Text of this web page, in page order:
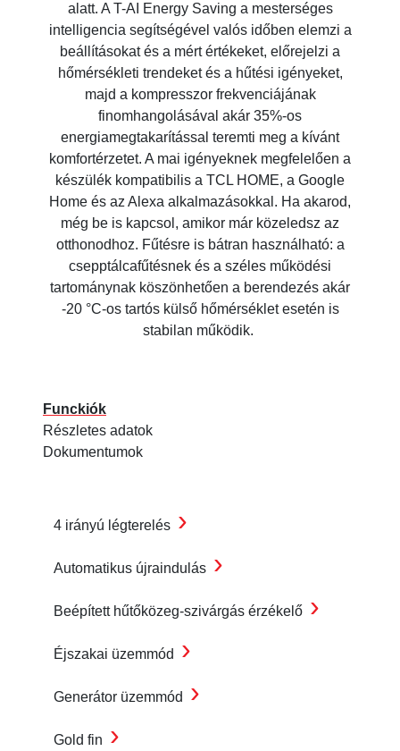
alatt. A T-AI Energy Saving a mesterséges
intelligencia segítségével valós időben elemzi a
beállításokat és a mért értékeket, előrejelzi a
hőmérsékleti trendeket és a hűtési igényeket,
majd a kompresszor frekvenciájának
finomhangolásával akár 35%-os
energiamegtakarítással teremti meg a kívánt
komfortérzetet. A mai igényeknek megfelelően a
készülék kompatibilis a TCL HOME, a Google
Home és az Alexa alkalmazásokkal. Ha akarod,
még be is kapcsol, amikor már közeledsz az
otthonodhoz. Fűtésre is bátran használható: a
csepptálcafűtésnek és a széles működési
tartománynak köszönhetően a berendezés akár
-20 °C-os tartós külső hőmérséklet esetén is
stabilan működik.
Funckiók
Részletes adatok
Dokumentumok
4 irányú légterelés ›
Automatikus újraindulás ›
Beépített hűtőközeg-szivárgás érzékelő ›
Éjszakai üzemmód ›
Generátor üzemmód ›
Gold fin ›